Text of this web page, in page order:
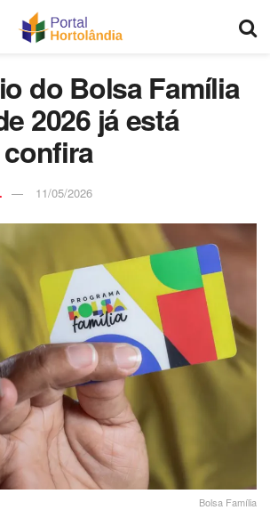
do Bolsa Família
2026 já está
11/05/2026
Bolsa Família